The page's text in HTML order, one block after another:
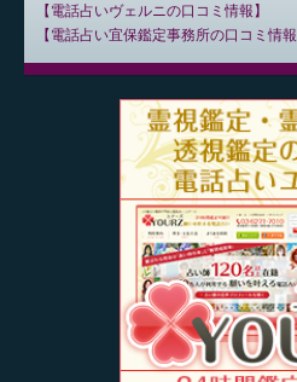
電話占いヴェルニの口コミ情報
電話占い宜保鑑定事務所の口コミ情報